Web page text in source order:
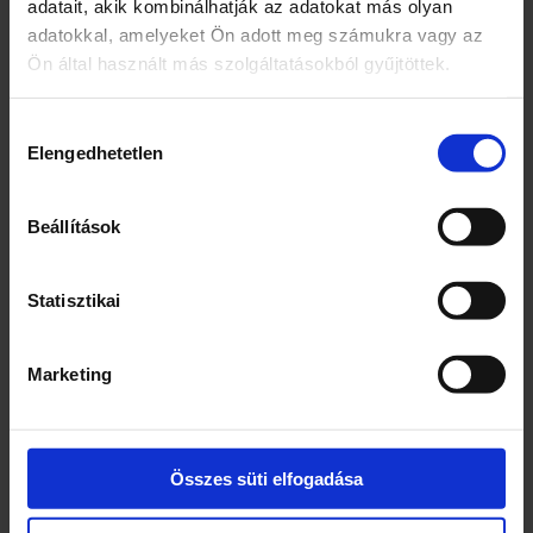
adatait, akik kombinálhatják az adatokat más olyan
adatokkal, amelyeket Ön adott meg számukra vagy az
Ön által használt más szolgáltatásokból gyűjtöttek.
kiválasztása
Elengedhetetlen
Beállítások
Statisztikai
Marketing
Összes süti elfogadása
Összetevők
Édesítőszerek (xilit, szorbit, aszpartám,
mannit, aceszulfám K, szukralóz)
Nedvesítőszer (glicerin)
Emulgeálószer (szójalecitin)
www.mars.hu
Cukormentes
Cég neve